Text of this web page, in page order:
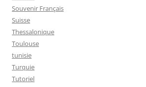
Souvenir Français
Suisse
Thessalonique
Toulouse
tunisie
Turquie
Tutoriel